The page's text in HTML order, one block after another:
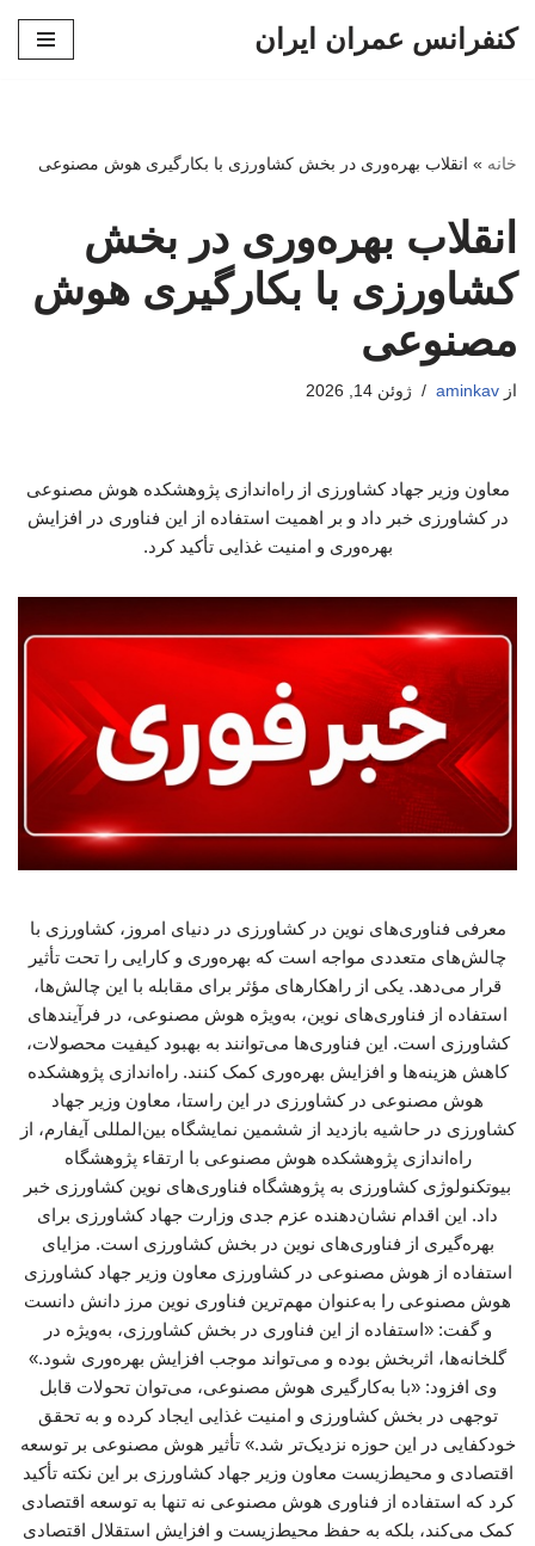
کنفرانس عمران ایران
خانه » انقلاب بهره‌وری در بخش کشاورزی با بکارگیری هوش مصنوعی
انقلاب بهره‌وری در بخش
کشاورزی با بکارگیری هوش
مصنوعی
از aminkav ژوئن 14, 2026
معاون وزیر جهاد کشاورزی از راه‌اندازی پژوهشکده هوش مصنوعی
در کشاورزی خبر داد و بر اهمیت استفاده از این فناوری در افزایش
بهره‌وری و امنیت غذایی تأکید کرد.
معرفی فناوری‌های نوین در کشاورزی در دنیای امروز، کشاورزی با
چالش‌های متعددی مواجه است که بهره‌وری و کارایی را تحت تأثیر
قرار می‌دهد. یکی از راهکارهای مؤثر برای مقابله با این چالش‌ها،
استفاده از فناوری‌های نوین، به‌ویژه هوش مصنوعی، در فرآیندهای
کشاورزی است. این فناوری‌ها می‌توانند به بهبود کیفیت محصولات،
کاهش هزینه‌ها و افزایش بهره‌وری کمک کنند. راه‌اندازی پژوهشکده
هوش مصنوعی در کشاورزی در این راستا، معاون وزیر جهاد
کشاورزی در حاشیه بازدید از ششمین نمایشگاه بین‌المللی آیفارم، از
راه‌اندازی پژوهشکده هوش مصنوعی با ارتقاء پژوهشگاه
بیوتکنولوژی کشاورزی به پژوهشگاه فناوری‌های نوین کشاورزی خبر
داد. این اقدام نشان‌دهنده عزم جدی وزارت جهاد کشاورزی برای
بهره‌گیری از فناوری‌های نوین در بخش کشاورزی است. مزایای
استفاده از هوش مصنوعی در کشاورزی معاون وزیر جهاد کشاورزی
هوش مصنوعی را به‌عنوان مهم‌ترین فناوری نوین مرز دانش دانست
و گفت: «استفاده از این فناوری در بخش کشاورزی، به‌ویژه در
گلخانه‌ها، اثربخش بوده و می‌تواند موجب افزایش بهره‌وری شود.»
وی افزود: «با به‌کارگیری هوش مصنوعی، می‌توان تحولات قابل
توجهی در بخش کشاورزی و امنیت غذایی ایجاد کرده و به تحقق
خودکفایی در این حوزه نزدیک‌تر شد.» تأثیر هوش مصنوعی بر توسعه
اقتصادی و محیط‌زیست معاون وزیر جهاد کشاورزی بر این نکته تأکید
کرد که استفاده از فناوری هوش مصنوعی نه تنها به توسعه اقتصادی
کمک می‌کند، بلکه به حفظ محیط‌زیست و افزایش استقلال اقتصادی